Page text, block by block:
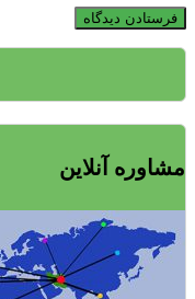
مشاوره آنلاین